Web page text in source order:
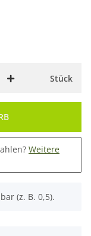
Stück
Weitere
(z. B. 0,5).